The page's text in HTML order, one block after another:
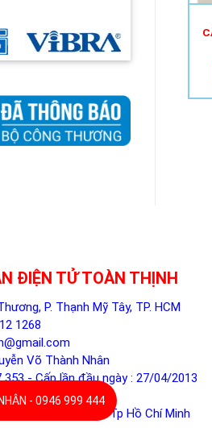
ĐIỆN TỬ TOÀN THỊNH
P. Thạnh Mỹ Tây, TP. HCM
1268
Võ Thành Nhân
353 - Cấp lần đầu ngày : 27/04/2013
5 ngày 05/12/2024
Kế Hoạch Đầu Tư Tp Hồ Chí Minh
- 0946 999 444